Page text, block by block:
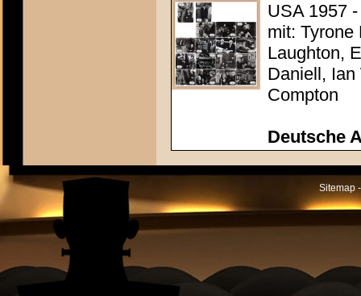
USA 1957
mit: Tyrone
Laughton,
Daniell, Ian
Compton
Deutsche
Sitemap